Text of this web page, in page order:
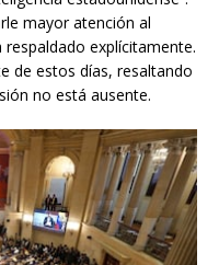
mayor atención al
explícitamente.
de estos días, resaltando
no está ausente.